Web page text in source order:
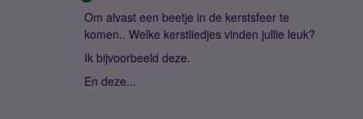
Om alvast een beetje in de kerstsfeer te
komen.. Welke kerstliedjes vinden jullie leuk?
Ik bijvoorbeeld deze.
En deze...